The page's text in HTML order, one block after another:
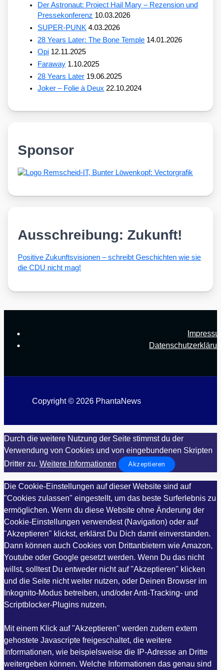
Der Astronaut: Project Hail Mary – Rezension und
Pressekonferenz 10.03.2026
SUPER-PUNK 4.03.2026
28 Years Later: The Bone Temple 14.01.2026
Opi 12.11.2025
Faraway 1.10.2025
28 Years Later 19.06.2025
Joker – Folie à Deux 22.10.2024
Sponsor
Ausschreibung: Zukunft!
Posi­ti­ve Zukunfts­vi­sio­nen – schreibt Geschich­ten wie sie
die CDU nicht mag!
Copyright © 2026 PhantaNews
Durch die weitere Nutzung der Seite stimmst du der
Verwendung von Cookies und von eingebundenen Skripten
Dritter zu. Weitere Informationen Akzeptieren
Die Cookie-Einstellungen auf dieser Website sind auf
"Cookies zulassen" eingestellt, um das beste Surferlebnis zu
ermöglichen. Wenn du diese Website ohne Änderung der
Cookie-Einstellungen verwendest (Navigation) oder auf
"Akzeptieren" klickst, erklärst Du Dich damit einverstanden.
Dann können auch Cookies von Drittanbietern wie Amazon,
Youtube oder Google gesetzt werden. Wenn Du das nicht
willst, solltest Du entweder nicht auf "Akzeptieren" klicken
und die Seite nicht weiter nutzen, oder Deinen Browser im
Inkognito-Modus betreiben, und/oder Anti-Tracking- und
Scriptblocker-Plugins nutzen.
Mit einem Klick auf "Akzeptieren" werden zudem extern
gehostete Javascripte freigeschaltet, die weitere
Informationen, wie beispielsweise die IP-Adresse an Dritte
weitergeben können. Welche Informationen das genau sind